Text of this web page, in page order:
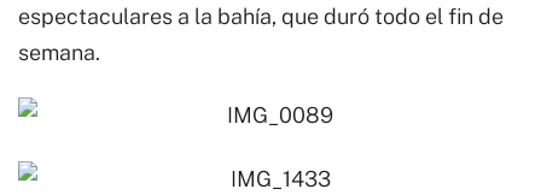
espectaculares a la bahía, que duró todo el fin de
semana.